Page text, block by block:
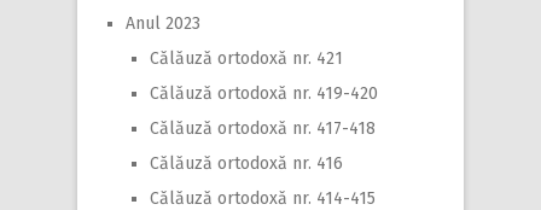
Anul 2023
Călăuză ortodoxă nr. 421
Călăuză ortodoxă nr. 419-420
Călăuză ortodoxă nr. 417-418
Călăuză ortodoxă nr. 416
Călăuză ortodoxă nr. 414-415